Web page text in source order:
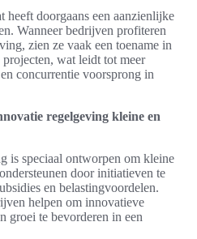
doorgaans een aanzienlijke
Wanneer bedrijven profiteren
zien ze vaak een toename in
wat leidt tot meer
concurrentie voorsprong in
regelgeving kleine en
is speciaal ontworpen om kleine
door initiatieven te
en belastingvoordelen.
helpen om innovatieve
groei te bevorderen in een